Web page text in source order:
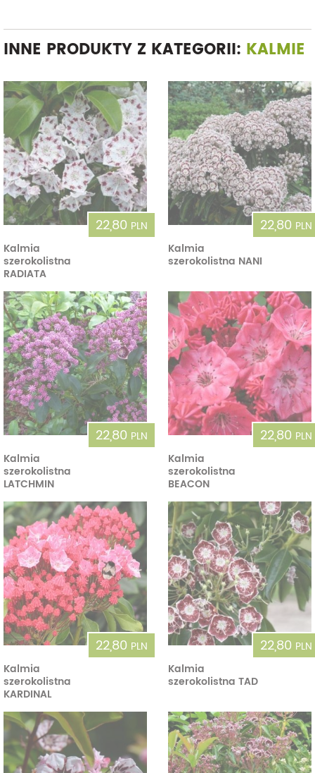
INNE PRODUKTY Z KATEGORII: KALMIE
22,80 PLN
Kalmia
szerokolistna
RADIATA
22,80 PLN
Kalmia
szerokolistna NANI
22,80 PLN
Kalmia
szerokolistna
LATCHMIN
22,80 PLN
Kalmia
szerokolistna
BEACON
22,80 PLN
Kalmia
szerokolistna
KARDINAL
22,80 PLN
Kalmia
szerokolistna TAD